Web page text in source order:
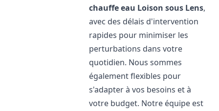
chauffe eau Loison sous Lens,
avec des délais d'intervention
rapides pour minimiser les
perturbations dans votre
quotidien. Nous sommes
également flexibles pour
s'adapter à vos besoins et à
votre budget. Notre équipe est